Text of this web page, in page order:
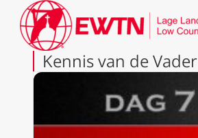
Kennis van de Vader